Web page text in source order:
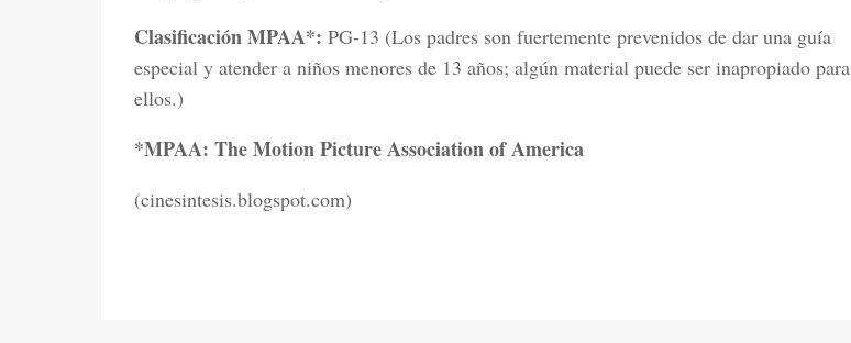
Clasificación MPAA*: PG-13 (Los padres son fuertemente prevenidos de dar una guía
especial y atender a niños menores de 13 años; algún material puede ser inapropiado para
ellos.)
*MPAA: The Motion Picture Association of America
(cinesintesis.blogspot.com)